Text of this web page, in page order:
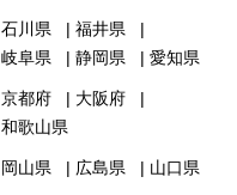
石川県
福井県
岐阜県 静岡県 愛知県
京都府
大阪府
和歌山県
岡山県 広島県 山口県